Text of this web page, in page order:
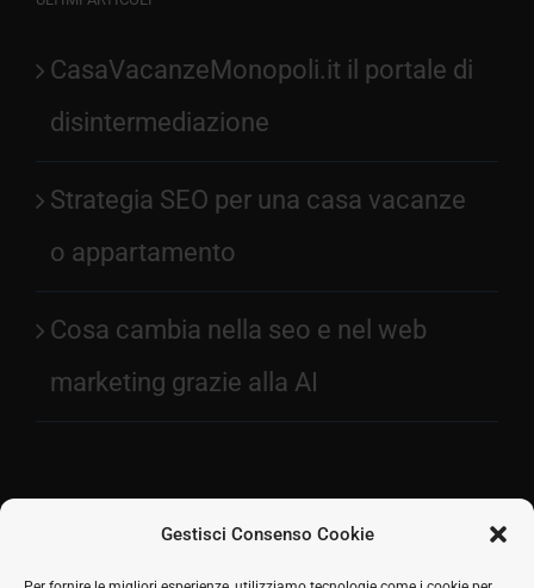
Gestisci Consenso Cookie
CasaVacanzeMonopoli.it il portale di
disintermediazione
Strategia SEO per una casa vacanze
o appartamento
Cosa cambia nella seo e nel web
marketing grazie alla AI
Facebook